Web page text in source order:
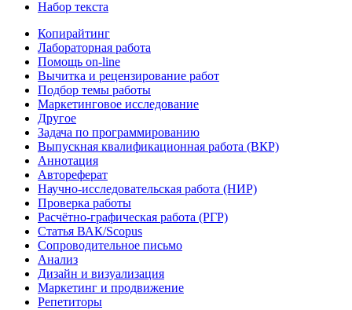
Набор текста
Копирайтинг
Лабораторная работа
Помощь on-line
Вычитка и рецензирование работ
Подбор темы работы
Маркетинговое исследование
Другое
Задача по программированию
Выпускная квалификационная работа (ВКР)
Аннотация
Автореферат
Научно-исследовательская работа (НИР)
Проверка работы
Расчётно-графическая работа (РГР)
Статья ВАК/Scopus
Сопроводительное письмо
Анализ
Дизайн и визуализация
Маркетинг и продвижение
Репетиторы